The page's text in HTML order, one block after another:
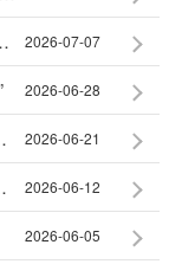
题早识别早干预 2026-07-07
2026-06-28
数人都忽视了 2026-06-21
和真失眠 2026-06-12
2026-06-05